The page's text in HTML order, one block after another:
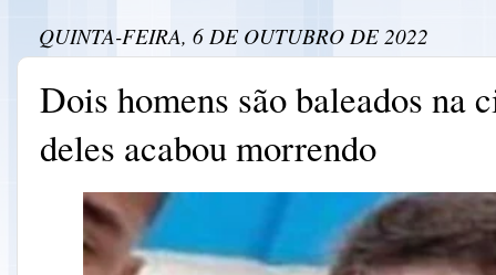
QUINTA-FEIRA, 6 DE OUTUBRO DE 2022
Dois homens são baleados na
deles acabou morrendo